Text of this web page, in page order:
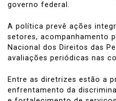
governo federal.
A política prevê ações
setores, acompanhamento
Nacional dos Direitos das
avaliações periódicas nas
Entre as diretrizes estão a
enfrentamento da